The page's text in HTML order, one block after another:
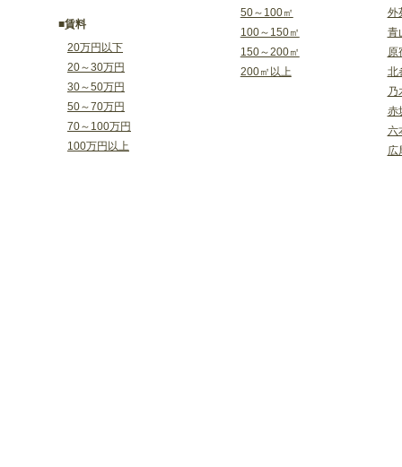
■賃料
20万円以下
20～30万円
30～50万円
50～70万円
70～100万円
100万円以上
50～100㎡
100～150㎡
150～200㎡
200㎡以上
外
青
原
北
乃
赤
六
広